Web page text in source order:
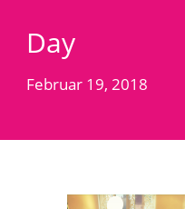
Day
Februar 19, 2018